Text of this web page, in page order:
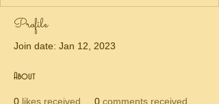
Profile
Join date: Jan 12, 2023
About
0 likes received 0 comments received